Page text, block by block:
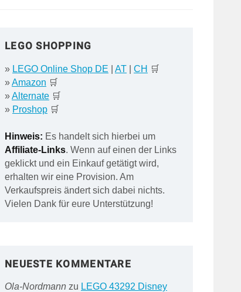
LEGO SHOPPING
» LEGO Online Shop DE AT| CH 🛒
»Amazon 🛒
»Alternate🛒
» Proshop🛒
Hinweis: Es handelt sich hierbei um
Affiliate-Links. Wenn auf einen der Links
geklickt und ein Einkauf getätigt wird,
erhalten wir eine Provision. Am
Verkaufspreis ändert sich dabei nichts.
Vielen Dank für eure Unterstützung!
NEUESTE KOMMENTARE
Ola-Nordmannzu LEGO 43292 Disney